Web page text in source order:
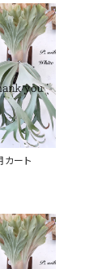
ート